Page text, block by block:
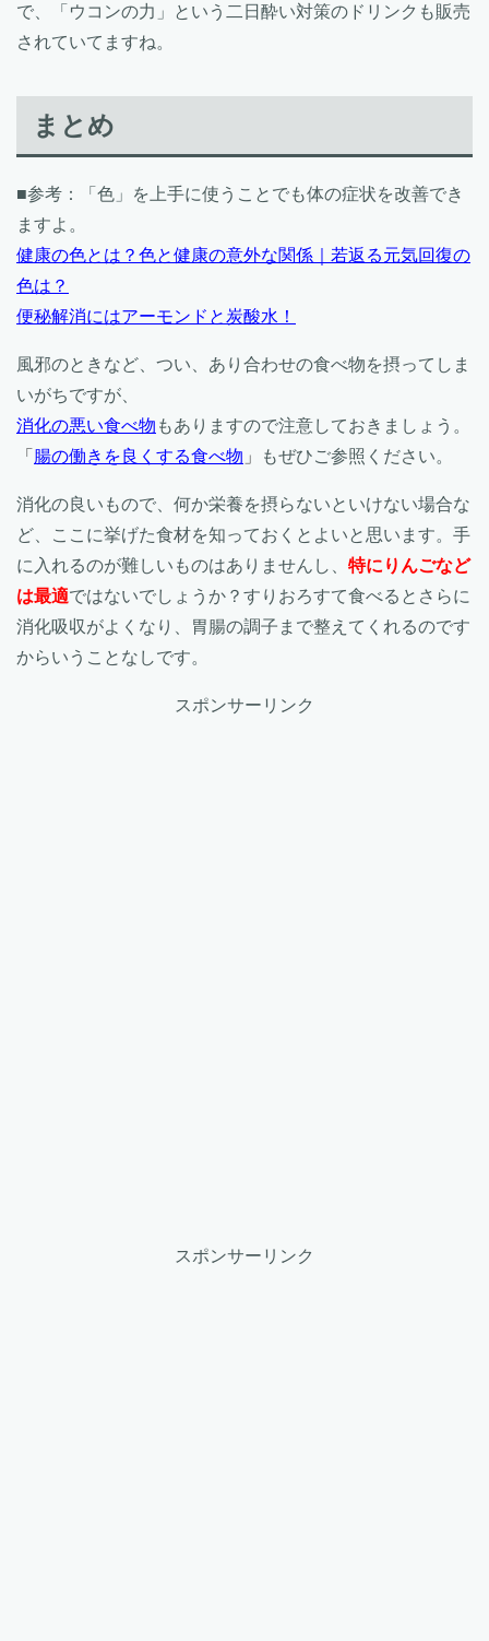
で、「ウコンの力」という二日酔い対策のドリンクも販売
されていてますね。
まとめ
■参考：「色」を上手に使うことでも体の症状を改善でき
ますよ。
健康の色とは？色と健康の意外な関係｜若返る元気回復の
色は？
便秘解消にはアーモンドと炭酸水！
風邪のときなど、つい、あり合わせの食べ物を摂ってしま
いがちですが、
消化の悪い食べ物 もありますので注意しておきましょう。
「 腸の働きを良くする食べ物 」 もぜひご参照ください。
消化の良いもので、何か栄養を摂らないといけない場合な
ど、ここに挙げた食材を知っておくとよいと思います。手
に入れるのが難しいものはありませんし、 特にりんごなど
は最適ではないでしょうか？すりおろすて食べるとさらに
消化吸収がよくなり、胃腸の調子まで整えてくれるのです
からいうことなしです。
スポンサーリンク
スポンサーリンク